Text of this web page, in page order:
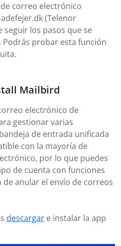
correo electrónico
(Telenor
seguir los pasos que se
probar esta función
Mailbird
electrónico de
gestionar varias
de entrada unificada
con la mayoría de
por lo que puedes
de cuenta con funciones
de anular el envío de correos
descargar e instalar la app